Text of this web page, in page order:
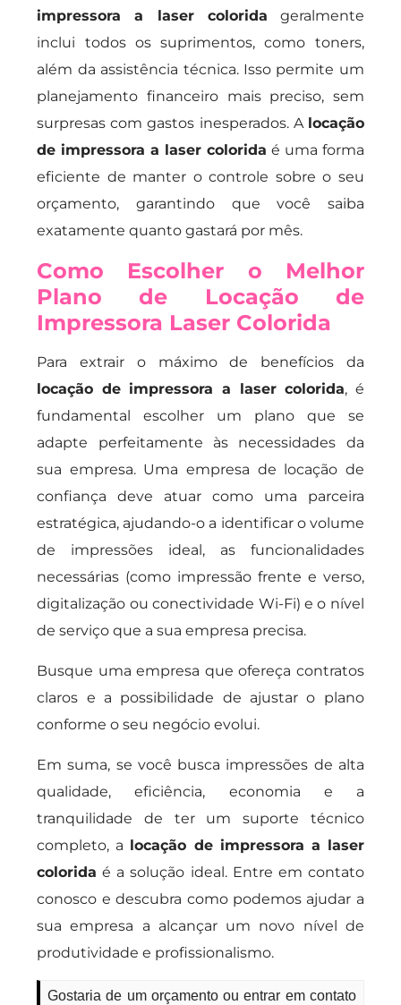
impressora a laser colorida geralmente
inclui todos os suprimentos, como toners,
além da assistência técnica. Isso permite um
planejamento financeiro mais preciso, sem
surpresas com gastos inesperados. A locação
de impressora a laser colorida é uma forma
eficiente de manter o controle sobre o seu
orçamento, garantindo que você saiba
exatamente quanto gastará por mês.
Como Escolher o Melhor
Plano de Locação de
Impressora Laser Colorida
Para extrair o máximo de benefícios da
locação de impressora a laser colorida, é
fundamental escolher um plano que se
adapte perfeitamente às necessidades da
sua empresa. Uma empresa de locação de
confiança deve atuar como uma parceira
estratégica, ajudando-o a identificar o volume
de impressões ideal, as funcionalidades
necessárias (como impressão frente e verso,
digitalização ou conectividade Wi-Fi) e o nível
de serviço que a sua empresa precisa.
Busque uma empresa que ofereça contratos
claros e a possibilidade de ajustar o plano
conforme o seu negócio evolui.
Em suma, se você busca impressões de alta
qualidade, eficiência, economia e a
tranquilidade de ter um suporte técnico
completo, a locação de impressora a laser
colorida é a solução ideal. Entre em contato
conosco e descubra como podemos ajudar a
sua empresa a alcançar um novo nível de
produtividade e profissionalismo.
Gostaria de um orçamento ou entrar em contato